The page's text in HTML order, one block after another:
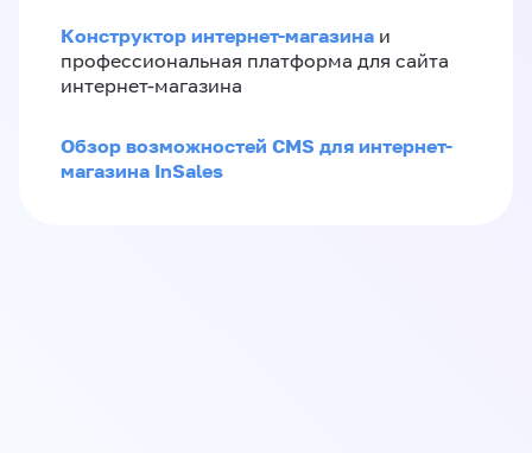
Конструктор интернет-магазина и
профессиональная платформа для сайта
интернет-магазина
Обзор возможностей CMS для интернет-
магазина InSales